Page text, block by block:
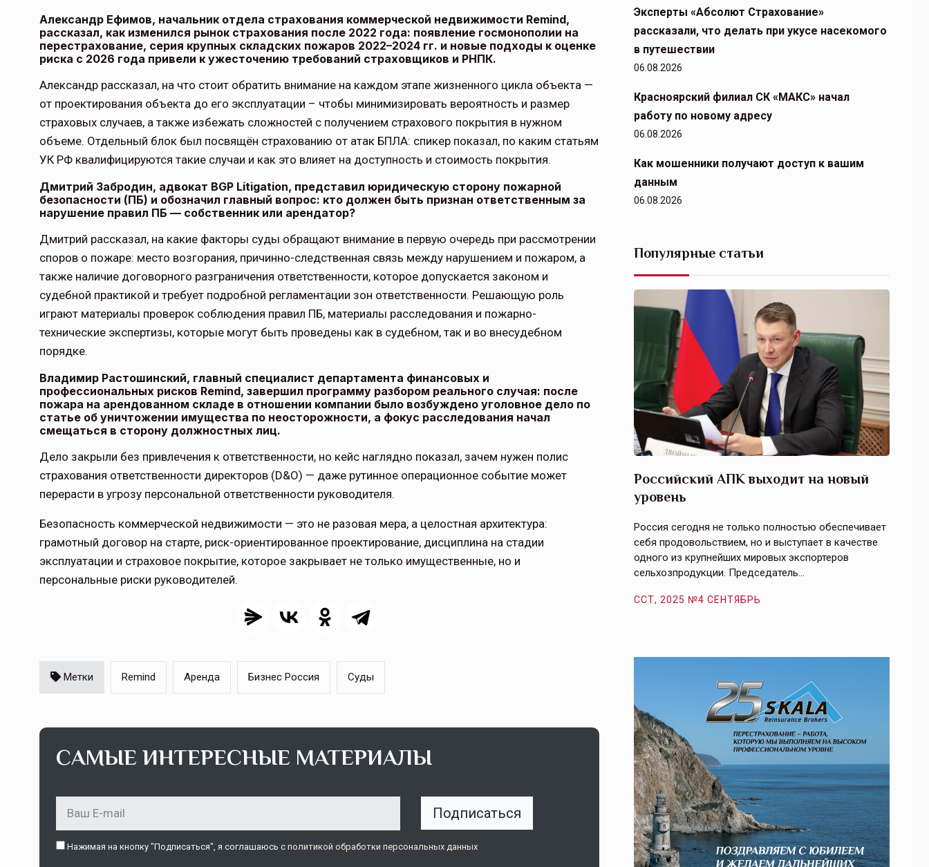
Александр Ефимов, начальник отдела страхования коммерческой недвижимости Remind,
рассказал, как изменился рынок страхования после 2022 года: появление госмонополии на
перестрахование, серия крупных складских пожаров 2022–2024 гг. и новые подходы к оценке
риска с 2026 года привели к ужесточению требований страховщиков и РНПК.
Александр рассказал, на что стоит обратить внимание на каждом этапе жизненного цикла объекта —
от проектирования объекта до его эксплуатации – чтобы минимизировать вероятность и размер
страховых случаев, а также избежать сложностей с получением страхового покрытия в нужном
объеме. Отдельный блок был посвящён страхованию от атак БПЛА: спикер показал, по каким статьям
УК РФ квалифицируются такие случаи и как это влияет на доступность и стоимость покрытия.
Дмитрий Забродин, адвокат BGP Litigation, представил юридическую сторону пожарной
безопасности (ПБ) и обозначил главный вопрос: кто должен быть признан ответственным за
нарушение правил ПБ — собственник или арендатор?
Дмитрий рассказал, на какие факторы суды обращают внимание в первую очередь при рассмотрении
споров о пожаре: место возгорания, причинно-следственная связь между нарушением и пожаром, а
также наличие договорного разграничения ответственности, которое допускается законом и
судебной практикой и требует подробной регламентации зон ответственности. Решающую роль
играют материалы проверок соблюдения правил ПБ, материалы расследования и пожарно-
технические экспертизы, которые могут быть проведены как в судебном, так и во внесудебном
порядке.
Владимир Растошинский, главный специалист департамента финансовых и
профессиональных рисков Remind, завершил программу разбором реального случая: после
пожара на арендованном складе в отношении компании было возбуждено уголовное дело по
статье об уничтожении имущества по неосторожности, а фокус расследования начал
смещаться в сторону должностных лиц.
Дело закрыли без привлечения к ответственности, но кейс наглядно показал, зачем нужен полис
страхования ответственности директоров (D&O) — даже рутинное операционное событие может
перерасти в угрозу персональной ответственности руководителя.
Безопасность коммерческой недвижимости — это не разовая мера, а целостная архитектура:
грамотный договор на старте, риск-ориентированное проектирование, дисциплина на стадии
эксплуатации и страховое покрытие, которое закрывает не только имущественные, но и
персональные риски руководителей.
Метки Remind Аренда Бизнес Россия Суды
САМЫЕ ИНТЕРЕСНЫЕ МАТЕРИАЛЫ
Подписаться
Нажимая на кнопку "Подписаться", я соглашаюсь c политикой обработки персональных данных
Эксперты «Абсолют Страхование»
рассказали, что делать при укусе насекомого
в путешествии
06.08.2026
Красноярский филиал СК «МАКС» начал
работу по новому адресу
06.08.2026
Как мошенники получают доступ к вашим
данным
06.08.2026
Популярные статьи
Тамбов — под страховой защитой
сельскохозяйственный регион с историческими
традициями выращивания агрокультур, но и зона
обязанности…
ОСАГО требует переосмысления
рынка в России является одним из наиболее
прогрессивных в мире, однако в отдельных
Российский АПК выходит на новый
уровень
Россия сегодня не только полностью обеспечивает
себя продовольствием, но и выступает в качестве
одного из крупнейших мировых экспортеров
сельхозпродукции. Председатель…
ССТ, 2025 №4 СЕНТЯБРЬ